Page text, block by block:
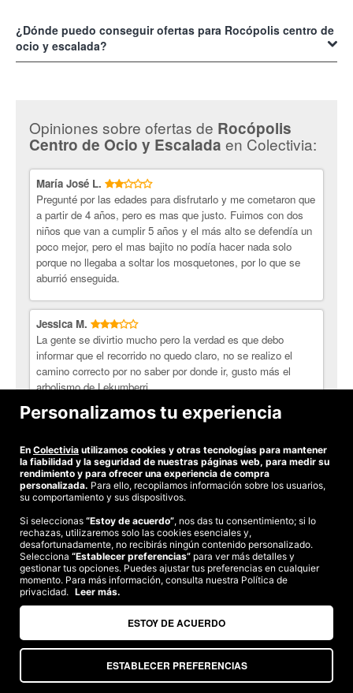
muchos para tu disfrute, entre ellos tienes 2 parques de aventuras
aéreos, muros de escalada en diversas modalidades, gimnasio, un
gran estacionamiento, bar – restaurante donde podrás disfrutar de las
¿Dónde puedo conseguir ofertas para Rocópolis centro de
ocio y escalada?
comercio. Se seguro que encuentras varias que se ajusten a tu gusto
y presupuesto.
Opiniones sobre ofertas de Rocópolis
Centro de Ocio y Escalada en Colectivia:
María José L.
Pregunté por las edades para disfrutarlo y me cometaron que
a partir de 4 años, pero es mas que justo. Fuimos con dos
niños que van a cumplir 5 años y el más alto se defendía un
poco mejor, pero el mas bajito no podía hacer nada solo
porque no llegaba a soltar los mosquetones, por lo que se
aburrió enseguida.
Jessica M.
La gente se divirtio mucho pero la verdad es que debo
informar que el recorrido no quedo claro, no se realizo el
camino correcto por no saber por donde ir, gusto más el
arbolismo de Lekumberri.
Para repetir!!!
©2026 Colectivia
Términos y condiciones|Política de privacidad|Política de cookies
Estudio turismo de verano 2020
Somos agencia de viajes. CIE: 2313
Personalizamos tu experiencia
En Colectivia utilizamos cookies y otras tecnologías para mantener
la fiabilidad y la seguridad de nuestras páginas web, para medir su
rendimiento y para ofrecer una experiencia de compra
personalizada. Para ello, recopilamos información sobre los usuarios,
su comportamiento y sus dispositivos.
Si seleccionas “Estoy de acuerdo”, nos das tu consentimiento; si lo
rechazas, utilizaremos solo las cookies esenciales y,
desafortunadamente, no recibirás ningún contenido personalizado.
Selecciona “Establecer preferencias” para ver más detalles y
gestionar tus opciones. Puedes ajustar tus preferencias en cualquier
momento. Para más información, consulta nuestra Política de
privacidad. Leer más.
ESTABLECER PREFERENCIAS
ESTOY DE ACUERDO